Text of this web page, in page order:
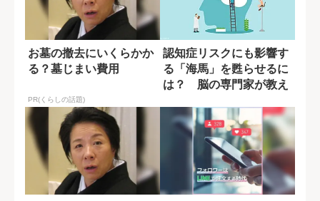
お墓の撤去にいくらかか
る？墓じまい費用
PR(くらしの話題)
認知症リスクにも影響す
る「海馬」を甦らせるに
は？ 脳の専門家が教え